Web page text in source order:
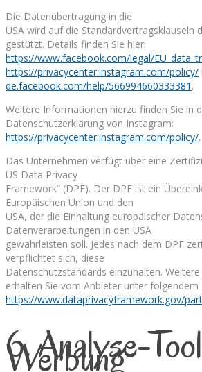
Die Datenübertragung in die
USA wird auf die Standardvertragsklauseln
gestützt. Details finden Sie hier:
https://www.facebook.com/legal/
https://privacycenter.instagram.com/policy/
de.facebook.com/help/566994660333381 .
Weitere Informationen hierzu finden Sie in
Datenschutzerklärung von Instagram:
https://privacycenter.instagram.com/policy/.
Das Unternehmen verfügt über eine
US Data Privacy
Framework“ (DPF). Der DPF ist ein
Europäischen Union und den
USA, der die Einhaltung europäischer
Datenverarbeitungen in den USA
gewährleisten soll. Jedes nach dem DPF
verpflichtet sich, diese
Datenschutzstandards einzuhalten.
erhalten Sie vom Anbieter unter folgendem
https://www.dataprivacyframework.gov/
6. Analyse-
Werbung